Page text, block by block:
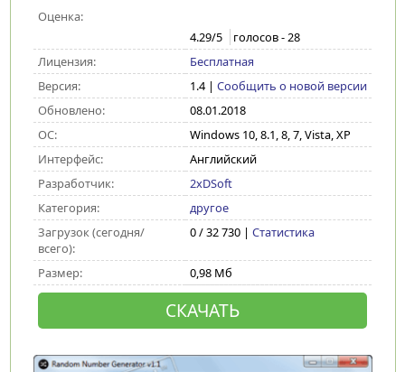
Оценка:
4.29/5 голосов -28
Лицензия:
Бесплатная
Версия:
1.4| Сообщить о новой версии
Обновлено:
08.01.2018
ОС:
Windows 10, 8.1, 8, 7, Vista, XP
Интерфейс:
Английский
Разработчик:
2xDSoft
Категория:
другое
Загрузок (сегодня/
всего):
0 / 32 730 | Статистика
Размер: 0,98 Мб
СКАЧАТЬ